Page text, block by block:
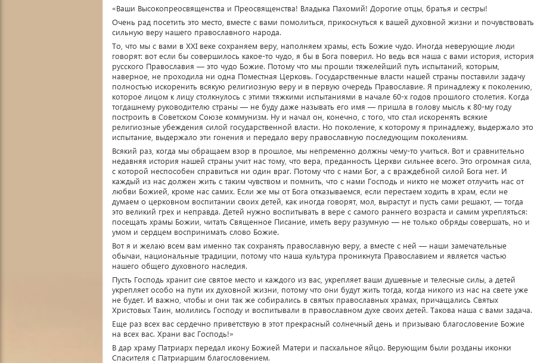
«Ваши Высокопреосвященства и Преосвященства! Владыка Пахомий! Дорогие отцы, братья и сестры!
Очень рад посетить это место, вместе с вами помолиться, прикоснуться к вашей духовной жизни и почувствовать
сильную веру нашего православного народа.
То, что мы с вами в XXI веке сохраняем веру, наполняем храмы, есть Божие чудо. Иногда неверующие люди
говорят: вот если бы совершилось какое-то чудо, я бы в Бога поверил. Но ведь вся наша с вами история, история
русского Православия — это чудо Божие. Потому что мы прошли тяжелейший путь испытаний, которым,
наверное, не проходила ни одна Поместная Церковь. Государственные власти нашей страны поставили задачу
полностью искоренить всякую религиозную веру и в первую очередь Православие. Я принадлежу к поколению,
которое лицом к лицу столкнулось с этими тяжкими испытаниями в начале 60-х годов прошлого столетия. Когда
тогдашнему руководителю страны — не буду даже называть его имя — пришла в голову мысль к 80-му году
построить в Советском Союзе коммунизм. Ну и начал он, конечно, с того, что стал искоренять всякие
религиозные убеждения силой государственной власти. Но поколение, к которому я принадлежу, выдержало это
испытание, выдержало эти гонения и передало веру православную последующим поколениям.
Всякий раз, когда мы обращаем взор в прошлое, мы непременно должны чему-то учиться. Вот и сравнительно
недавняя история нашей страны учит нас тому, что вера, преданность Церкви сильнее всего. Это огромная сила,
с которой неспособен справиться ни один враг. Потому что с нами Бог, а с враждебной силой Бога нет. И
каждый из нас должен жить с таким чувством и помнить, что с нами Господь и никто не может отлучить нас от
любви Божией, кроме нас самих. Если же мы от Бога отказываемся, если перестаем ходить в храм, если не
думаем о церковном воспитании своих детей, как иногда говорят, мол, вырастут и пусть сами решают, — тогда
это великий грех и неправда. Детей нужно воспитывать в вере с самого раннего возраста и самим укрепляться:
посещать храмы Божии, читать Священное Писание, иметь веру разумную — не только обряды совершать, но и
умом и сердцем воспринимать слово Божие.
Вот я и желаю всем вам именно так сохранять православную веру, а вместе с ней — наши замечательные
обычаи, национальные традиции, потому что наша культура проникнута Православием и является частью
нашего общего духовного наследия.
Пусть Господь хранит сие святое место и каждого из вас, укрепляет ваши душевные и телесные силы, а детей
укрепляет особо на пути их духовной жизни, потому что они будут жить тогда, когда никого из нас на свете уже
не будет. И важно, чтобы и они так же собирались в святых православных храмах, причащались Святых
Христовых Таин, молились Господу и воспитывали в православном духе своих детей. Такова наша с вами задача.
Еще раз всех вас сердечно приветствую в этот прекрасный солнечный день и призываю благословение Божие
на всех вас. Храни вас Господь!»
В дар храму Патриарх передал икону Божией Матери и пасхальное яйцо. Верующим были розданы иконки
Спасителя с Патриаршим благословением.